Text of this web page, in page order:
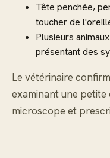
Tête penchée,
toucher de
Plusieurs
présentant des
Le vétérinaire
examinant une petite
microscope et